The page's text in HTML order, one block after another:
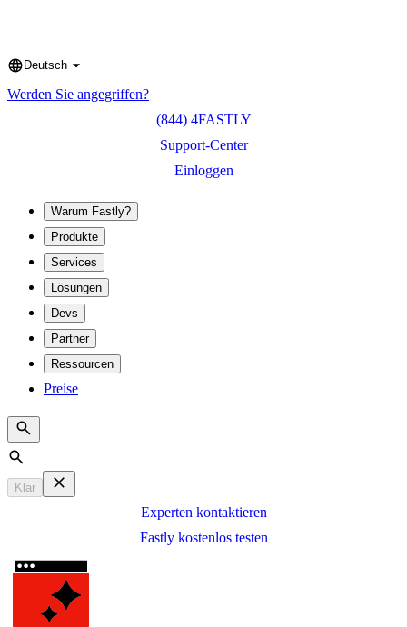
Language
Deutsch
Werden Sie angegriffen?
(844) 4FASTLY
Support-Center
Einloggen
Warum Fastly?
Produkte
Services
Lösungen
Devs
Partner
Ressourcen
Preise
Search
Klar
Experten kontaktieren
Fastly kostenlos testen